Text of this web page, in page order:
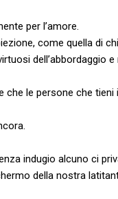
per l’amore.
come quella di
dell’abbordaggio
le persone che
indugio alcuno ci
della nostra